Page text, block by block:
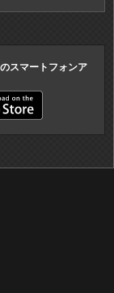
スマートフォンア